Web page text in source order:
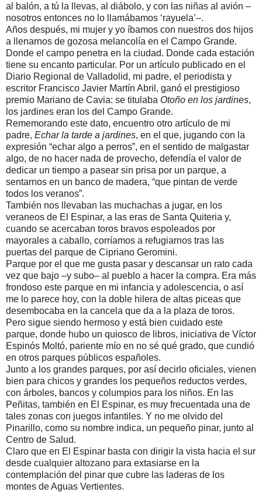
al balón, a tú la llevas, al diábolo, y con las niñas al avión –
nosotros entonces no lo llamábamos ‘rayuela’–.
Años después, mi mujer y yo íbamos con nuestros dos hijos
a llenarnos de gozosa melancolía en el Campo Grande.
Donde el campo penetra en la ciudad. Donde cada estación
tiene su encanto particular. Por un artículo publicado en el
Diario Regional de Valladolid, mi padre, el periodista y
escritor Francisco Javier Martín Abril, ganó el prestigioso
premio Mariano de Cavia: se titulaba Otoño en los jardines,
los jardines eran los del Campo Grande.
Rememorando este dato, encuentro otro artículo de mi
padre, Echar la tarde a jardines, en el que, jugando con la
expresión “echar algo a perros”, en el sentido de malgastar
algo, de no hacer nada de provecho, defendía el valor de
dedicar un tiempo a pasear sin prisa por un parque, a
sentarnos en un banco de madera, “que pintan de verde
todos los veranos”.
También nos llevaban las muchachas a jugar, en los
veraneos de El Espinar, a las eras de Santa Quiteria y,
cuando se acercaban toros bravos espoleados por
mayorales a caballo, corríamos a refugiarnos tras las
puertas del parque de Cipriano Geromini.
Parque por el que me gusta pasar y descansar un rato cada
vez que bajo –y subo– al pueblo a hacer la compra. Era más
frondoso este parque en mi infancia y adolescencia, o así
me lo parece hoy, con la doble hilera de altas piceas que
desembocaba en la cancela que da a la plaza de toros.
Pero sigue siendo hermoso y está bien cuidado este
parque, donde hubo un quiosco de libros, iniciativa de Víctor
Espinós Moltó, pariente mío en no sé qué grado, que cundió
en otros parques públicos españoles.
Junto a los grandes parques, por así decirlo oficiales, vienen
bien para chicos y grandes los pequeños reductos verdes,
con árboles, bancos y columpios para los niños. En las
Peñitas, también en El Espinar, es muy frecuentada una de
tales zonas con juegos infantiles. Y no me olvido del
Pinarillo, como su nombre indica, un pequeño pinar, junto al
Centro de Salud.
Claro que en El Espinar basta con dirigir la vista hacia el sur
desde cualquier altozano para extasiarse en la
contemplación del pinar que cubre las laderas de los
montes de Aguas Vertientes.